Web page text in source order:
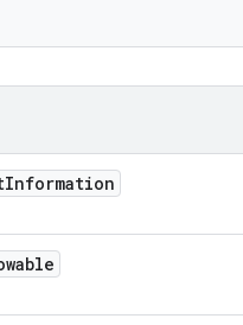
Information